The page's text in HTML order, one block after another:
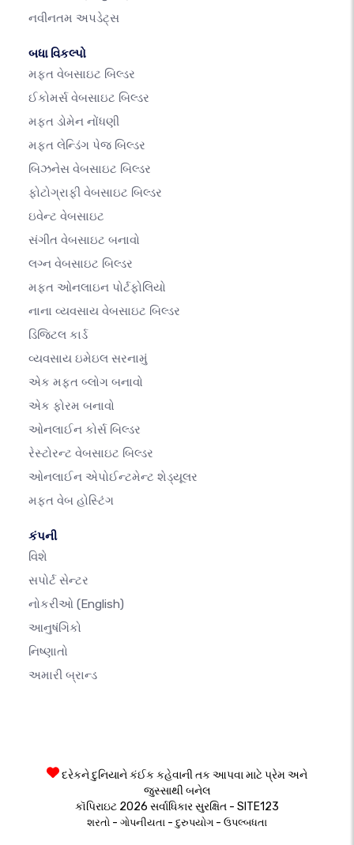
નવીનતમ અપડેટ્સ
બધા વિકલ્પો
મફત વેબસાઇટ બિલ્ડર
ઈકોમર્સ વેબસાઇટ બિલ્ડર
મફત ડોમેન નોંધણી
મફત લેન્ડિંગ પેજ બિલ્ડર
બિઝનેસ વેબસાઇટ બિલ્ડર
ફોટોગ્રાફી વેબસાઇટ બિલ્ડર
ઇવેન્ટ વેબસાઇટ
સંગીત વેબસાઇટ બનાવો
લગ્ન વેબસાઇટ બિલ્ડર
મફત ઓનલાઇન પોર્ટફોલિયો
નાના વ્યવસાય વેબસાઇટ બિલ્ડર
ડિજિટલ કાર્ડ
વ્યવસાય ઇમેઇલ સરનામું
એક મફત બ્લોગ બનાવો
એક ફોરમ બનાવો
ઓનલાઈન કોર્સ બિલ્ડર
રેસ્ટોરન્ટ વેબસાઇટ બિલ્ડર
ઓનલાઈન એપોઈન્ટમેન્ટ શેડ્યૂલર
મફત વેબ હોસ્ટિંગ
કંપની
વિશે
સપોર્ટ સેન્ટર
નોકરીઓ (English)
આનુષંગિકો
નિષ્ણાતો
અમારી બ્રાન્ડ
દરેકને દુનિયાને કંઈક કહેવાની તક આપવા માટે પ્રેમ અને
જુસ્સાથી બનેલ
કૉપિરાઇટ 2026 સર્વાધિકાર સુરક્ષિત - SITE123
શરતો - ગોપનીયતા - દુરુપયોગ - ઉપલ્બધતા